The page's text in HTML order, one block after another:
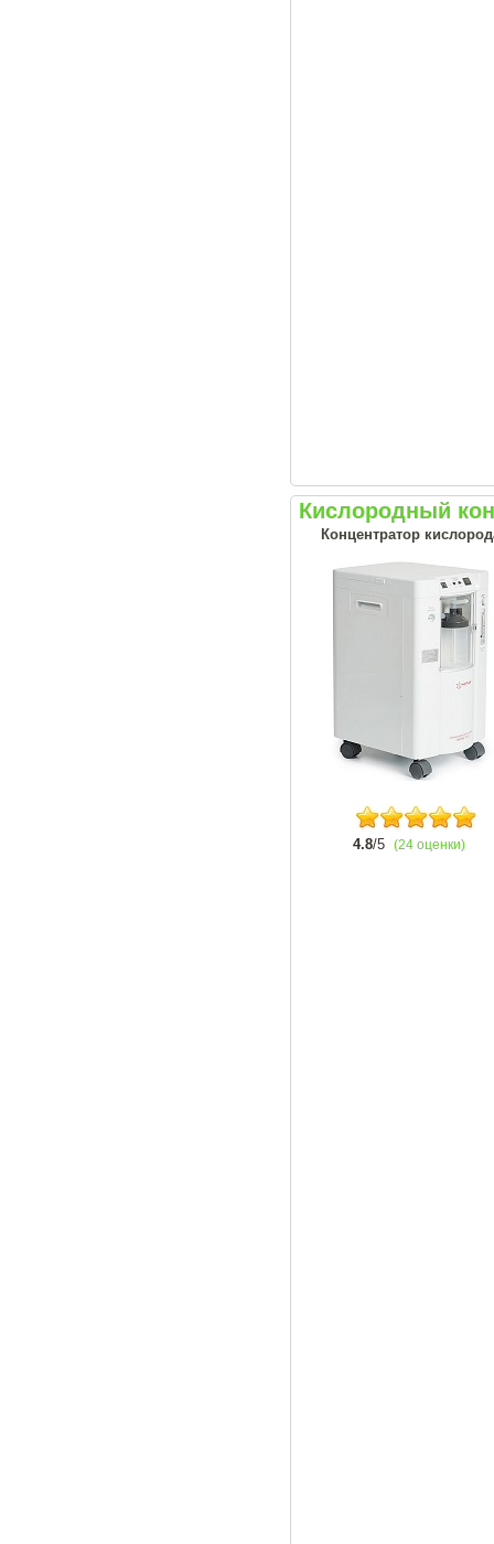
Кислородный
Концентратор
4.8/5 (24 оценки)